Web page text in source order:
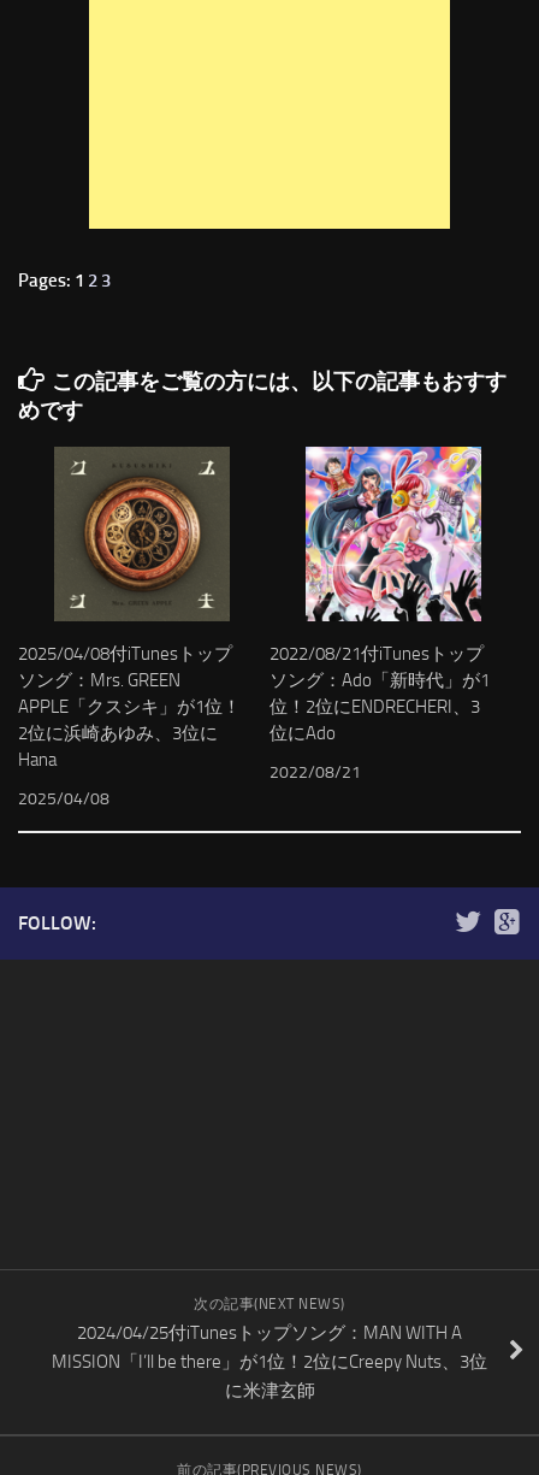
Pages: 1 2 3
この記事をご覧の方には、以下の記事もおすす
めです
2025/04/08付iTunesトップ
ソング：Mrs. GREEN
APPLE「クスシキ」が1位！
2位に浜崎あゆみ、3位に
Hana
2025/04/08
2022/08/21付iTunesトップ
ソング：Ado「新時代」が1
位！2位にENDRECHERI、3
位にAdo
2022/08/21
FOLLOW:
次の記事(NEXT NEWS)
2024/04/25付iTunesトップソング：MAN WITH A
MISSION「I’ll be there」が1位！2位にCreepy Nuts、3位
に米津玄師
前の記事(PREVIOUS NEWS)